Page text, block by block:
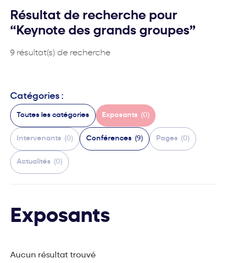
Résultat de recherche pour
“Keynote des grands groupes”
9 résultat(s) de recherche
Catégories :
Toutes les catégories Exposants (0)
Intervenants (0) Conférences (9) Pages (0)
Actualités (0)
Exposants
Aucun résultat trouvé